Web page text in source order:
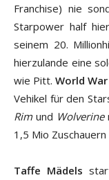
Franchise) nie
Starpower half
seinem 20.
hierzulande eine
wie Pitt.World
Vehikel für den
Rim und Wolverine
1,5 Mio Zuschauern
Taffe Mädels